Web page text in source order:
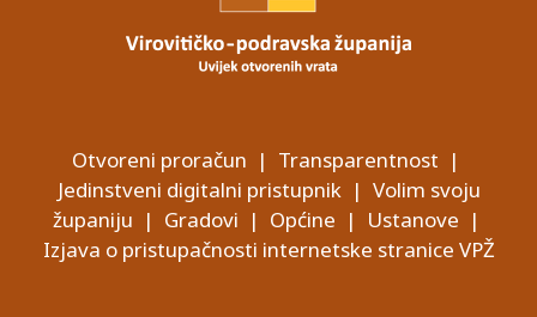
Otvoreni proračun | Transparentnost |
Jedinstveni digitalni pristupnik| Volim svoju
županiju | Gradovi | Općine | Ustanove |
Izjava o pristupačnosti internetske stranice VPŽ